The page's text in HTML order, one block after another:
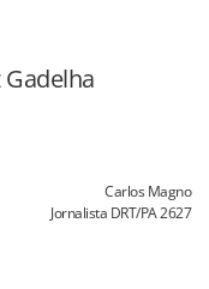
Carlos Magno
Jornalista DRT/PA 2627